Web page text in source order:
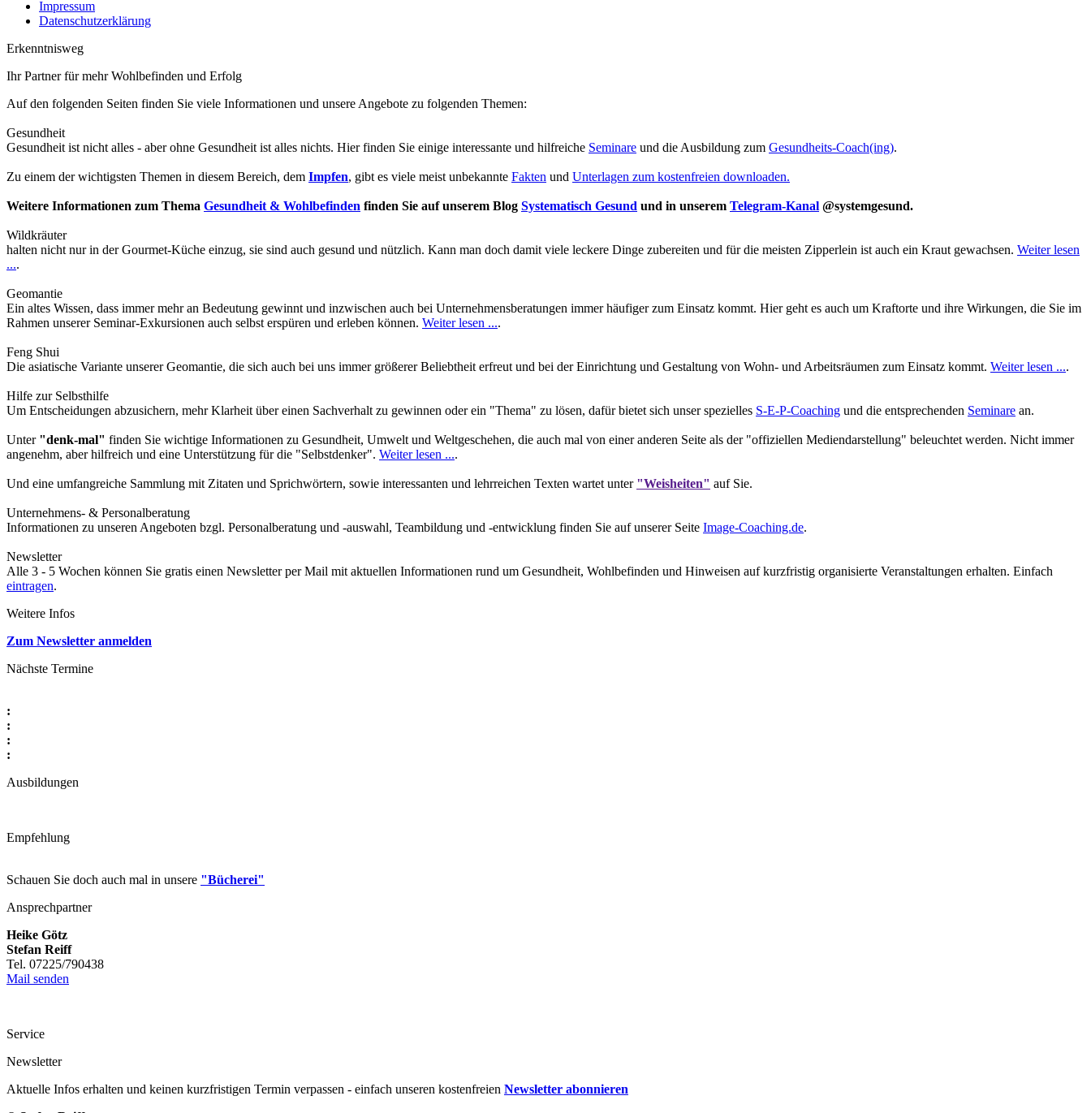
Impressum
Datenschutzerklärung
Erkenntnisweg
Ihr Partner für mehr Wohlbefinden und Erfolg
Auf den folgenden Seiten finden Sie viele Informationen und unsere Angebote zu folgenden Themen:
Gesundheit
Gesundheit ist nicht alles - aber ohne Gesundheit ist alles nichts. Hier finden Sie einige interessante und hilfreiche Seminare und die Ausbildung zum Gesundheits-Coach(ing).
Zu einem der wichtigsten Themen in diesem Bereich, dem Impfen, gibt es viele meist unbekannte Fakten und Unterlagen zum kostenfreien downloaden.
Weitere Informationen zum Thema Gesundheit & Wohlbefinden finden Sie auf unserem Blog Systematisch Gesund und in unserem Telegram-Kanal @systemgesund.
Wildkräuter
halten nicht nur in der Gourmet-Küche einzug, sie sind auch gesund und nützlich. Kann man doch damit viele leckere Dinge zubereiten und für die meisten Zipperlein ist auch ein Kraut gewachsen. Weiter lesen
....
Geomantie
Ein altes Wissen, dass immer mehr an Bedeutung gewinnt und inzwischen auch bei Unternehmensberatungen immer häufiger zum Einsatz kommt. Hier geht es auch um Kraftorte und ihre Wirkungen, die Sie im
Rahmen unserer Seminar-Exkursionen auch selbst erspüren und erleben können. Weiter lesen ....
Feng Shui
Die asiatische Variante unserer Geomantie, die sich auch bei uns immer größerer Beliebtheit erfreut und bei der Einrichtung und Gestaltung von Wohn- und Arbeitsräumen zum Einsatz kommt. Weiter lesen ....
Hilfe zur Selbsthilfe
Um Entscheidungen abzusichern, mehr Klarheit über einen Sachverhalt zu gewinnen oder ein "Thema" zu lösen, dafür bietet sich unser spezielles S-E-P-Coaching und die entsprechenden Seminare an.
Unter "denk-mal" finden Sie wichtige Informationen zu Gesundheit, Umwelt und Weltgeschehen, die auch mal von einer anderen Seite als der "offiziellen Mediendarstellung" beleuchtet werden. Nicht immer
angenehm, aber hilfreich und eine Unterstützung für die "Selbstdenker". Weiter lesen ....
Und eine umfangreiche Sammlung mit Zitaten und Sprichwörtern, sowie interessanten und lehrreichen Texten wartet unter "Weisheiten" auf Sie.
Unternehmens- & Personalberatung
Informationen zu unseren Angeboten bzgl. Personalberatung und -auswahl, Teambildung und -entwicklung finden Sie auf unserer Seite Image-Coaching.de.
Newsletter
Alle 3 - 5 Wochen können Sie gratis einen Newsletter per Mail mit aktuellen Informationen rund um Gesundheit, Wohlbefinden und Hinweisen auf kurzfristig organisierte Veranstaltungen erhalten. Einfach
eintragen.
Weitere Infos
Zum Newsletter anmelden
Nächste Termine
:
:
:
:
Ausbildungen
Empfehlung
Schauen Sie doch auch mal in unsere "Bücherei"
Ansprechpartner
Heike Götz
Stefan Reiff
Tel. 07225/790438
Mail senden
Service
Newsletter
Aktuelle Infos erhalten und keinen kurzfristigen Termin verpassen - einfach unseren kostenfreien Newsletter abonnieren